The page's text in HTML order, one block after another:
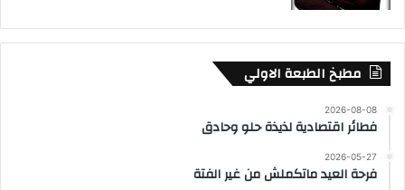
مطبخ الطبعة الاولي
2026-08-08
فطائر اقتصادية لذيذة حلو وحادق
2026-05-27
فرحة العيد ماتكملش من غير الفتة